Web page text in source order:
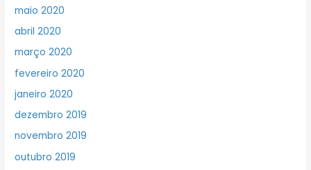
maio 2020
abril 2020
março 2020
fevereiro 2020
janeiro 2020
dezembro 2019
novembro 2019
outubro 2019